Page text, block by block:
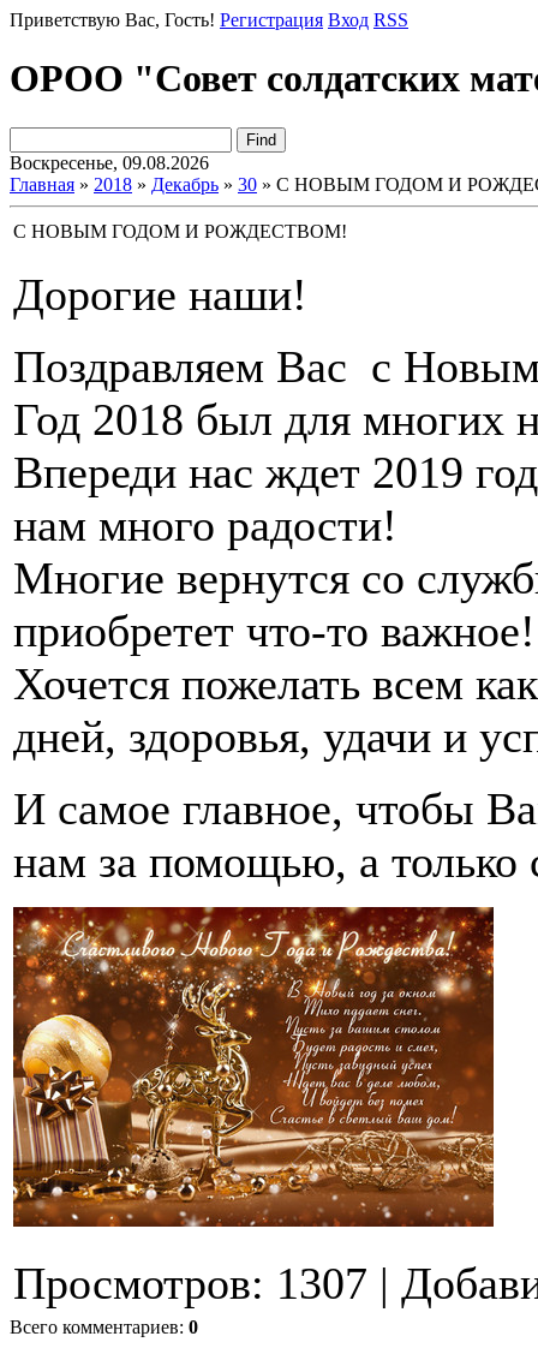
Приветствую Вас, Гость! Регистрация Вход RSS
ОРОО "Совет солдатских
Воскресенье, 09.08.2026
Главная » 2018 » Декабрь » 30 » С НОВЫМ ГОДОМ И
С НОВЫМ ГОДОМ И РОЖДЕСТВОМ!
Дорогие наши!
Поздравляем Вас с
Год 2018 был для многих
Впереди нас ждет 2019
нам много радости!
Многие вернутся со
приобретет что-то важное!
Хочется пожелать всем
дней, здоровья, удачи и
И самое главное, чтобы
нам за помощью, а только
Просмотров: 1307 |
Всего комментариев: 0